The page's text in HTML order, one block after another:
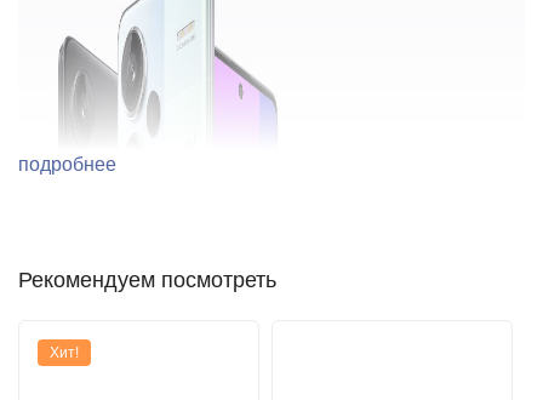
подробнее
Рекомендуем посмотреть
Хит!